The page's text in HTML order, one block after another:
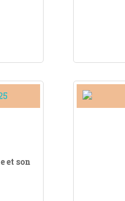
et son